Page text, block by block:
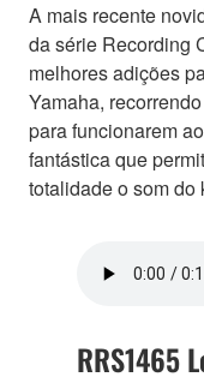
A mais recente
da série Recording
melhores adições
Yamaha,
para funcionarem
fantástica que
totalidade o som do
RRS1465